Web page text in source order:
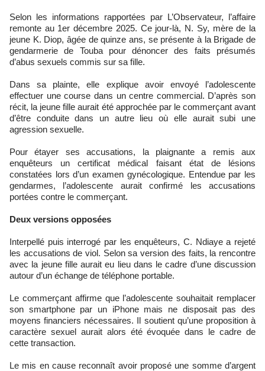
Selon les informations rapportées par L’Observateur, l’affaire
remonte au 1er décembre 2025. Ce jour-là, N. Sy, mère de la
jeune K. Diop, âgée de quinze ans, se présente à la Brigade de
gendarmerie de Touba pour dénoncer des faits présumés
d’abus sexuels commis sur sa fille.
Dans sa plainte, elle explique avoir envoyé l’adolescente
effectuer une course dans un centre commercial. D’après son
récit, la jeune fille aurait été approchée par le commerçant avant
d’être conduite dans un autre lieu où elle aurait subi une
agression sexuelle.
Pour étayer ses accusations, la plaignante a remis aux
enquêteurs un certificat médical faisant état de lésions
constatées lors d’un examen gynécologique. Entendue par les
gendarmes, l’adolescente aurait confirmé les accusations
portées contre le commerçant.
Deux versions opposées
Interpellé puis interrogé par les enquêteurs, C. Ndiaye a rejeté
les accusations de viol. Selon sa version des faits, la rencontre
avec la jeune fille aurait eu lieu dans le cadre d’une discussion
autour d’un échange de téléphone portable.
Le commerçant affirme que l’adolescente souhaitait remplacer
son smartphone par un iPhone mais ne disposait pas des
moyens financiers nécessaires. Il soutient qu’une proposition à
caractère sexuel aurait alors été évoquée dans le cadre de
cette transaction.
Le mis en cause reconnaît avoir proposé une somme d’argent